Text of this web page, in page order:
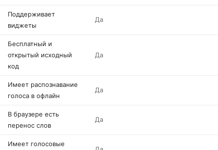
Поддерживает
виджеты
Да
Бесплатный и
открытый исходный
код
Да
Имеет распознавание
голоса в офлайн
Да
В браузере есть
перенос слов
Да
Имеет голосовые